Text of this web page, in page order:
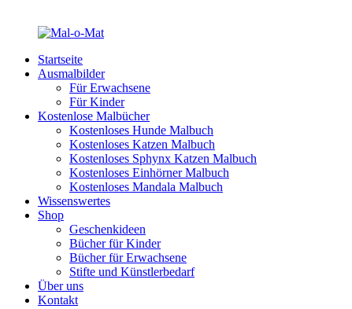
Startseite
Ausmalbilder
Für Erwachsene
Für Kinder
Kostenlose Malbücher
Kostenloses Hunde Malbuch
Kostenloses Katzen Malbuch
Kostenloses Sphynx Katzen Malbuch
Kostenloses Einhörner Malbuch
Kostenloses Mandala Malbuch
Wissenswertes
Shop
Geschenkideen
Bücher für Kinder
Bücher für Erwachsene
Stifte und Künstlerbedarf
Über uns
Kontakt